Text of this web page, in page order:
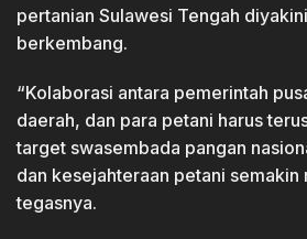
pertanian Sulawesi Tengah
berkembang.
“Kolaborasi antara pemerintah
daerah, dan para petani harus
target swasembada pangan
dan kesejahteraan petani semakin
tegasnya.